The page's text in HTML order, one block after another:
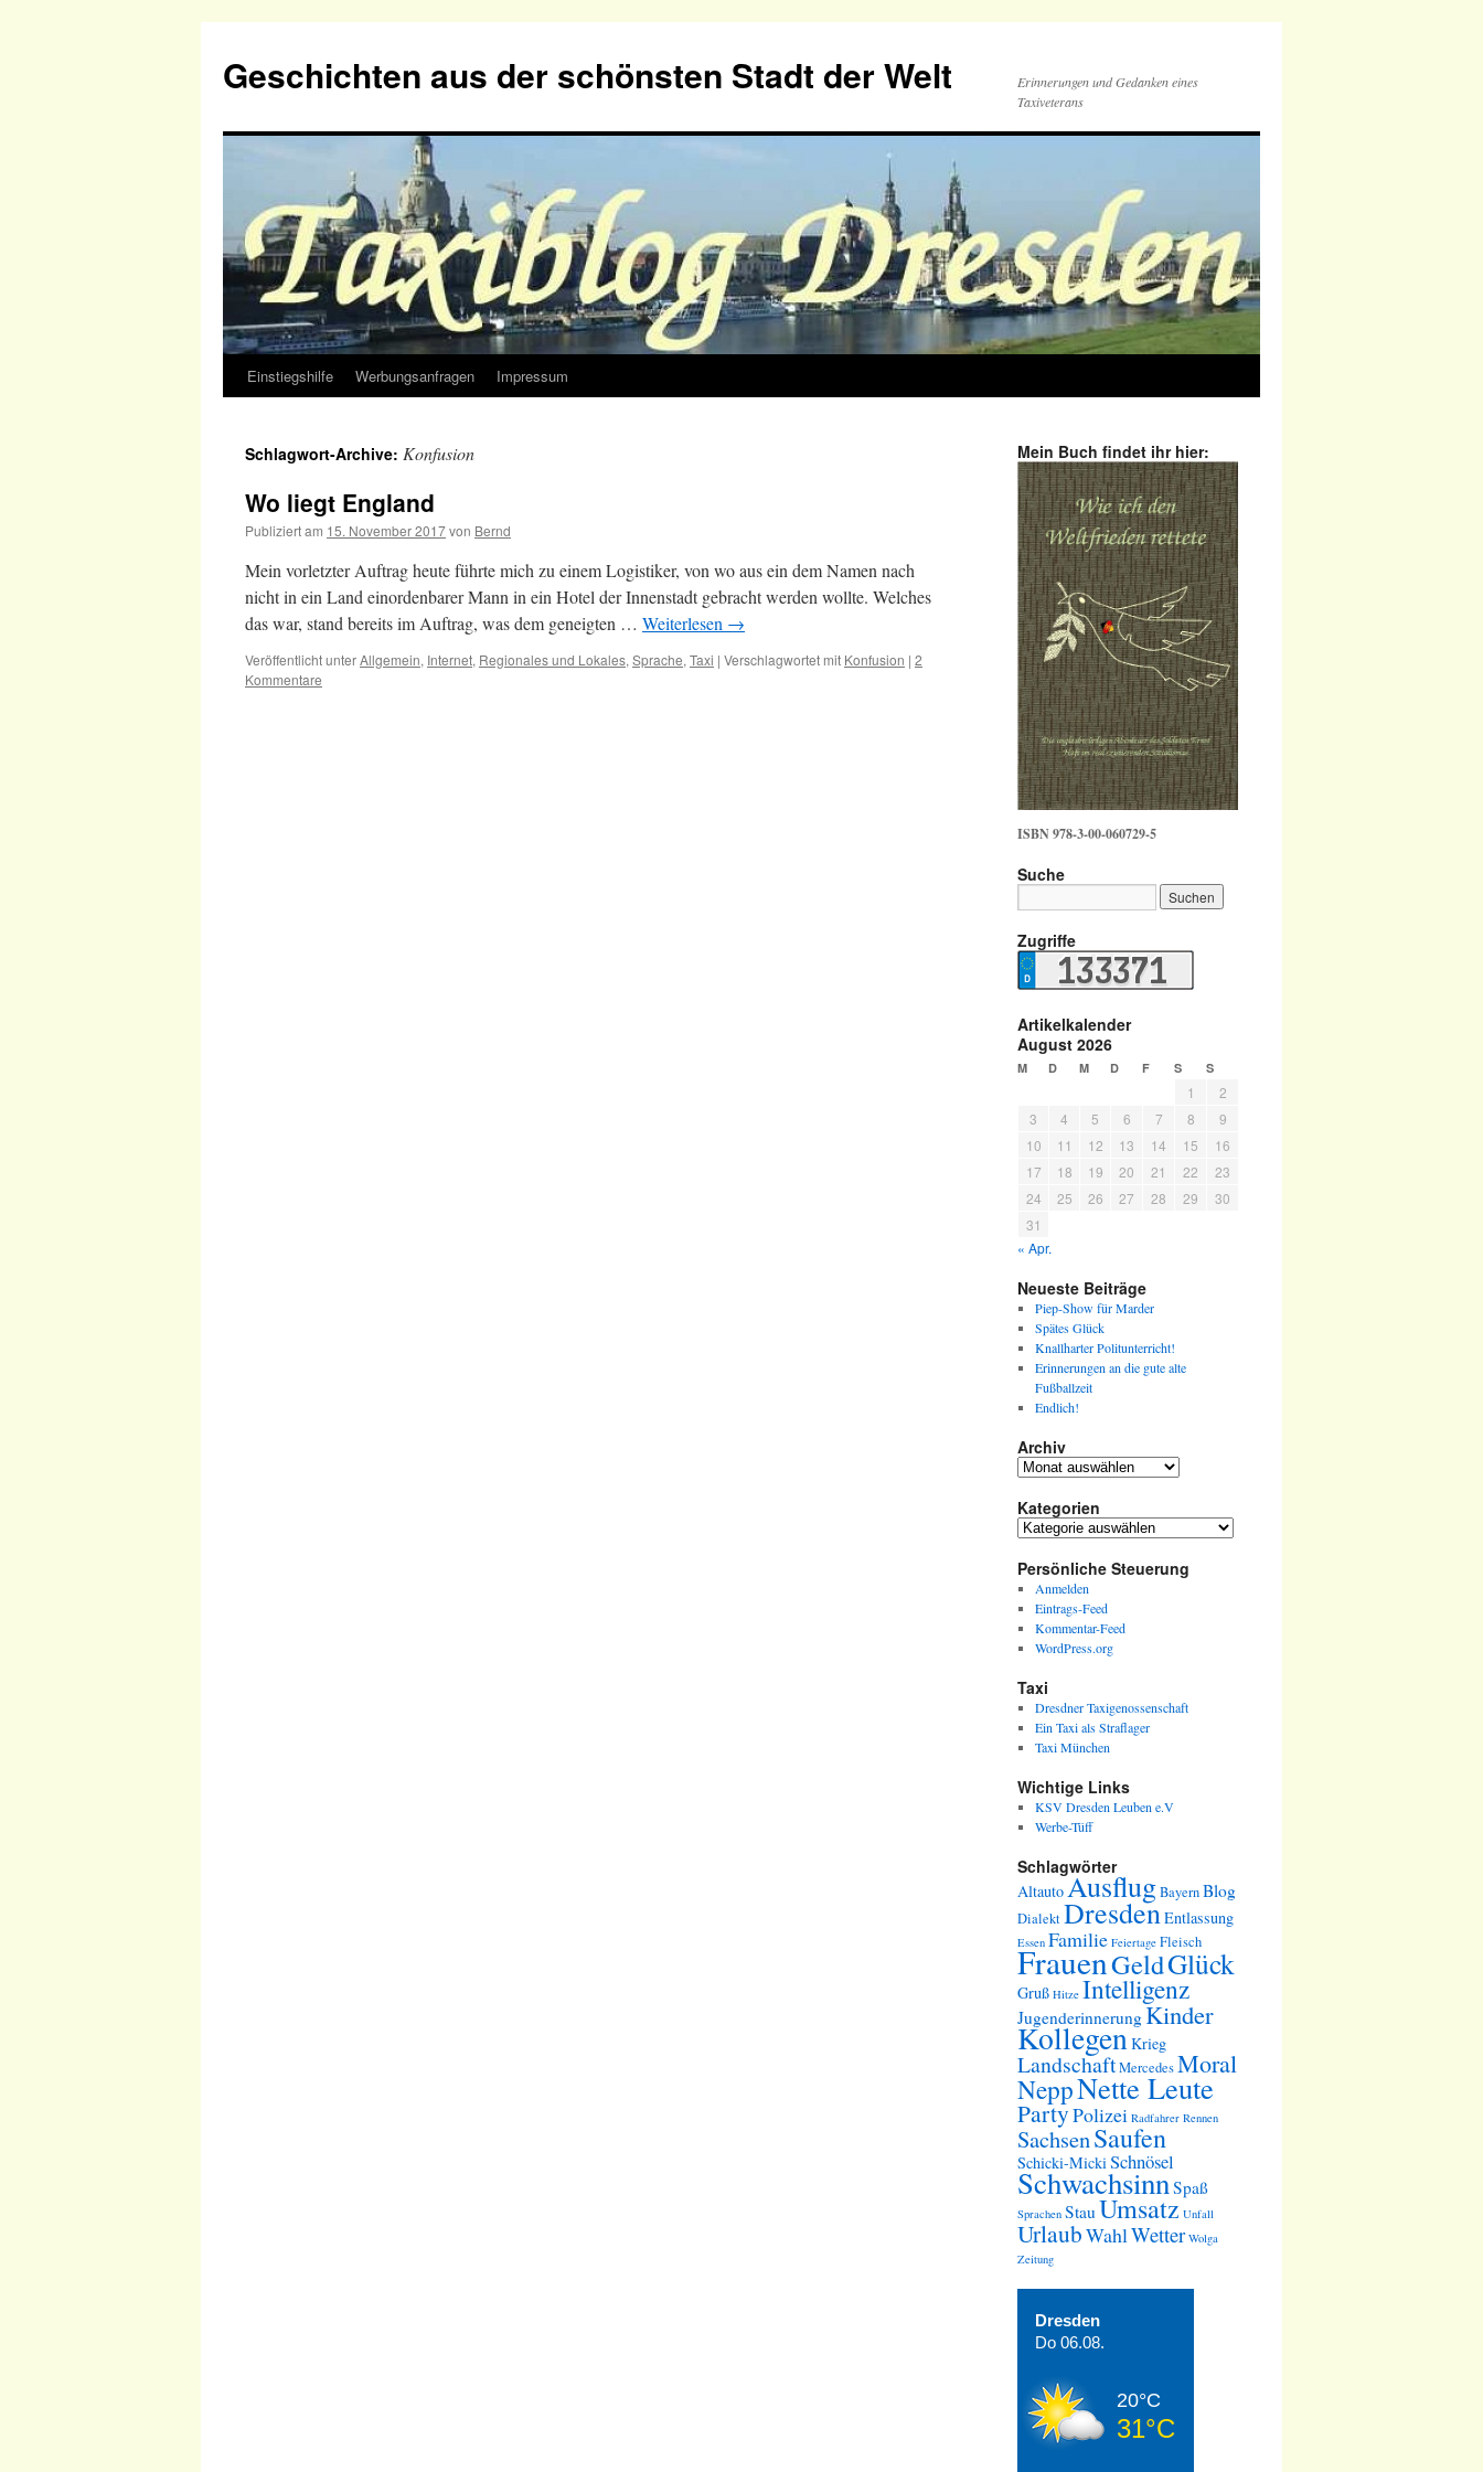
Geschichten aus der schönsten Stadt der Welt
Erinnerungen und Gedanken eines
Taxiveterans
Zum
springen
Einstiegshilfe Werbungsanfragen Impressum
Schlagwort-Archive: Konfusion
Wo liegt England
Publiziert am 15. November 2017von Bernd
Mein vorletzter Auftrag heute führte mich zu einem Logistiker, von wo aus ein dem Namen nach
nicht in ein Land einordenbarer Mann in ein Hotel der Innenstadt gebracht werden wollte. Welches
das war, stand bereits im Auftrag, was dem geneigten … Weiterlesen →
Veröffentlicht unterAllgemein, Internet, Regionales und Lokales, Sprache, Taxi | Verschlagwortet mit Konfusion | 2
Kommentare
Mein Buch findet ihr hier:
ISBN 978-3-00-060729-5
Suche
Zugriffe
Artikelkalender
August 2026
M D M D F S S
1
2
3
4 5 6 7 8
9
10
11 12 13 14 15
16
17
18 19 20 21 22
23
24
25 26 27 28 29
30
31
« Apr.
Neueste Beiträge
Piep-Show für Marder
Spätes Glück
Knallharter Politunterricht!
Erinnerungen an die gute alte
Fußballzeit
Endlich!
Archiv
Archiv
Kategorien
Kategorien
Persönliche Steuerung
Anmelden
Eintrags-Feed
Kommentar-Feed
WordPress.org
Taxi
Dresdner Taxigenossenschaft
Ein Taxi als Straflager
Taxi München
Wichtige Links
KSV Dresden Leuben e.V
Werbe-Tüff
Schlagwörter
AltautoAusflugBayernBlog
DialektDresdenEntlassung
Essen Familie Feiertage Fleisch
FrauenGeldGlück
Gruß Hitze Intelligenz
JugenderinnerungKinder
KollegenKrieg
LandschaftMercedesMoral
NeppNette Leute
PartyPolizei Radfahrer Rennen
SachsenSaufen
Schicki-MickiSchnösel
SchwachsinnSpaß
Sprachen StauUmsatz Unfall
UrlaubWahlWetter Wolga
Zeitung
Dresden
Do 06.08.
20°C
31°C